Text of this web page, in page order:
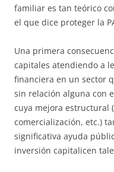
familiar es tan teórico
el que dice proteger la
Una primera
capitales atendiendo a
financiera en un sector
sin relación alguna con
cuya mejora estructural
comercialización, etc.)
significativa ayuda
inversión capitalicen